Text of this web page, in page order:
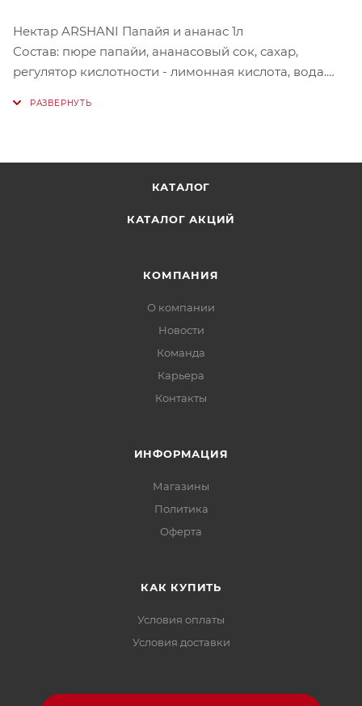
Нектар ARSHANI Папайя и ананас 1л
Состав: пюре папайи, ананасовый сок, сахар,
регулятор кислотности - лимонная кислота, вода.
Условия хранения: при температуре от +5°С до
КАТАЛОГ
КАТАЛОГ АКЦИЙ
КОМПАНИЯ
О компании
Новости
Команда
Карьера
Контакты
ИНФОРМАЦИЯ
Магазины
Политика
Офертa
КАК КУПИТЬ
Условия оплаты
Условия доставки